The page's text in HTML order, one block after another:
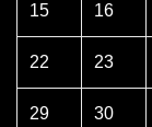
15 16
22 23
29 30